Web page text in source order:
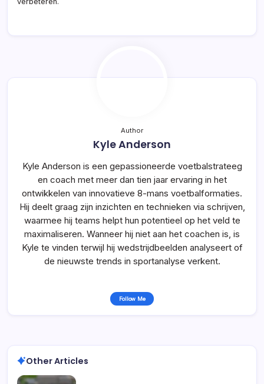
Author
Kyle Anderson
Kyle Anderson is een gepassioneerde voetbalstrateeg
en coach met meer dan tien jaar ervaring in het
ontwikkelen van innovatieve 8-mans voetbalformaties.
Hij deelt graag zijn inzichten en technieken via schrijven,
waarmee hij teams helpt hun potentieel op het veld te
maximaliseren. Wanneer hij niet aan het coachen is, is
Kyle te vinden terwijl hij wedstrijdbeelden analyseert of
de nieuwste trends in sportanalyse verkent.
Follow Me
Other Articles